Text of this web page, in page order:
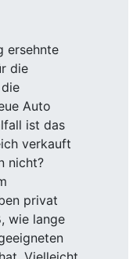
ersehnte
die
Auto
ist das
verkauft
nicht?
privat
wie lange